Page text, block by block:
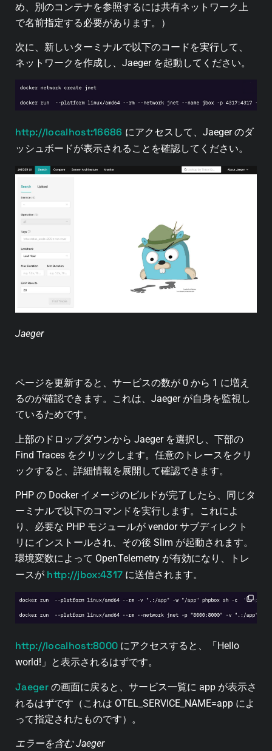
め、別のコンテナを参照するには共有ネットワーク上
で名前指定する必要があります。）
次に、新しいターミナルで以下のコードを実行して、
ネットワークを作成し、Jaeger を起動してください。
http://localhost:16686 にアクセスして、Jaeger のダ
ッシュボードが表示されることを確認してください。
Jaeger
ページを更新すると、サービスの数が 0 から 1 に増え
るのが確認できます。これは、Jaeger が自身を監視し
ているためです。
上部のドロップダウンから Jaeger を選択し、下部の
Find Traces をクリックします。任意のトレースをクリ
ックすると、詳細情報を展開して確認できます。
PHP の Docker イメージのビルドが完了したら、同じタ
ーミナルで以下のコマンドを実行します。これによ
り、必要な PHP モジュールが vendor サブディレクト
リにインストールされ、その後 Slim が起動されます。
環境変数によって OpenTelemetry が有効になり、トレ
ースが http://jbox:4317 に送信されます。
http://localhost:8000 にアクセスすると、「Hello
world!」と表示されるはずです。
Jaegerの画面に戻ると、サービス一覧に app が表示さ
れるはずです（これは OTEL_SERVICE_NAME=app によ
って指定されたものです）。
エラーを含む Jaeger